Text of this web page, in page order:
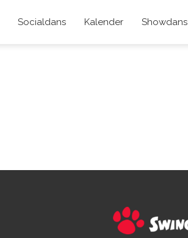
Socialdans Kalender Showdans